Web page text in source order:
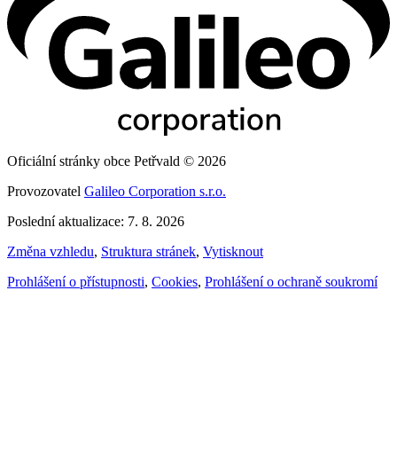
Oficiální stránky obce Petřvald © 2026
Provozovatel Galileo Corporation s.r.o.
Poslední aktualizace: 7. 8. 2026
Změna vzhledu, Struktura stránek, Vytisknout
Prohlášení o přístupnosti, Cookies, Prohlášení o ochraně soukromí